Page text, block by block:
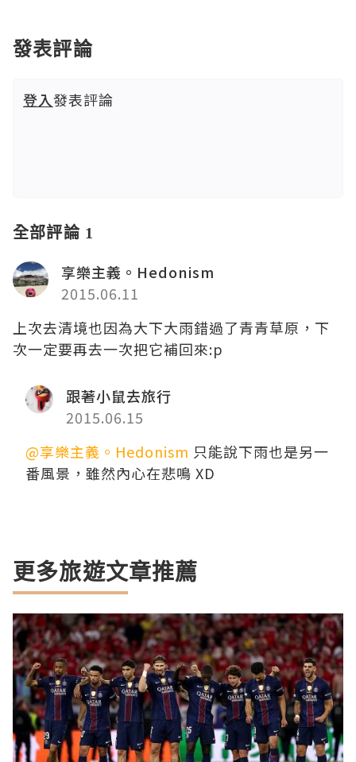
發表評論
登入發表評論
全部評論 1
享樂主義。Hedonism
2015.06.11
上次去清境也因為大下大雨錯過了青青草原，下
次一定要再去一次把它補回來:p
跟著小鼠去旅行
2015.06.15
@享樂主義。Hedonism 只能說下雨也是另一
番風景，雖然內心在悲鳴 XD
更多旅遊文章推薦